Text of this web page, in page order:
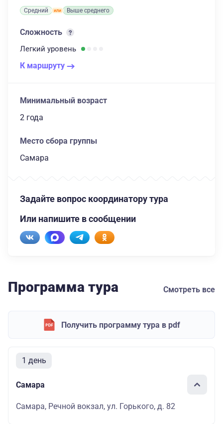
Средний Выше среднего
Сложность
Легкий уровень
К маршруту
Минимальный возраст
2 года
Место сбора группы
Самара
Задайте вопрос координатору тура
Или напишите в сообщении
Программа тура Смотреть все
Получить программу тура в pdf
1 день
Самара
Самара, Речной вокзал, ул. Горького, д. 82